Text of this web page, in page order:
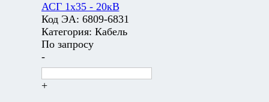
АСГ 1х35 - 20кВ
Код ЭА: 6809-6831
Категория: Кабель
По запросу
-
+